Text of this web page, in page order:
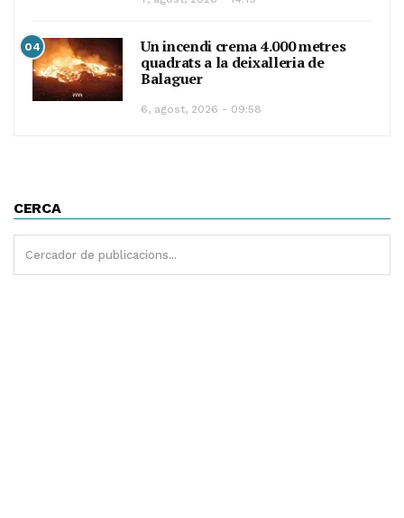
04
Un incendi crema 4.000 metres
quadrats a la deixalleria de
Balaguer
6, agost, 2026 - 09:58
CERCA